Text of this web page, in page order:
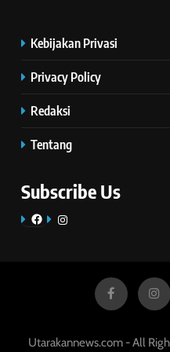
Kebijakan Privasi
Privacy Policy
Redaksi
Tentang
Subscribe Us
FacebookInstagram
Utarakannews.com - All